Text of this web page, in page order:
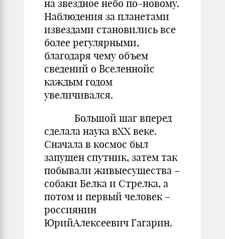
на звездное небо по-новому.
Наблюдения за планетами
извездами становились все
более регулярными,
благодаря чему объем
сведений о Вселеннойс
каждым годом
увеличивался.
Большой шаг вперед
сделала наука вXX веке.
Сначала в космос был
запущен спутник, затем так
побывали живыесущества –
собаки Белка и Стрелка, а
потом и первый человек –
россиянин
ЮрийАлексеевич Гагарин.